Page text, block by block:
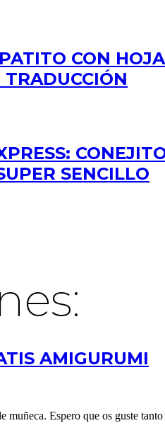
CON HOJA
SENCILLO
AMIGURUMI
muñeca. Espero que os guste tanto